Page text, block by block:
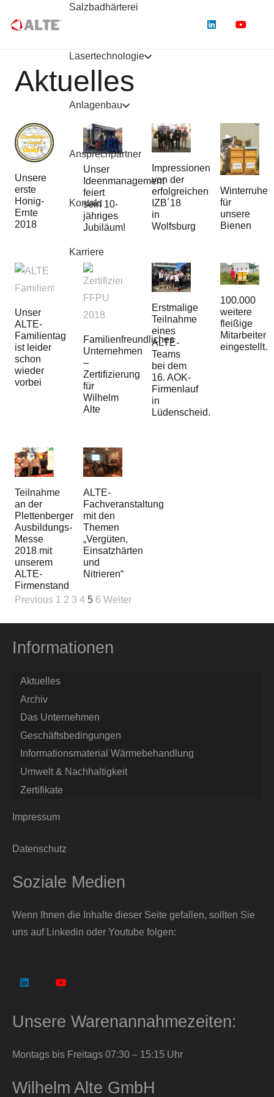
Salzbadhärterei
Lasertechnologie
Anlagenbau
Ansprechpartner
Kontakt
Karriere
Aktuelles
Unsere
erste
Honig-
Ernte
2018
Unser
Ideenmanagement
feiert
sein 10-
jähriges
Jubiläum!
Impressionen
von der
erfolgreichen
IZB´18
in
Wolfsburg
Winterruhe
für
unsere
Bienen
Unser
ALTE-
Familientag
ist leider
schon
wieder
vorbei
Familienfreundliches
Unternehmen
–
Zertifizierung
für
Wilhelm
Alte
Erstmalige
Teilnahme
eines
ALTE-
Teams
bei dem
16. AOK-
Firmenlauf
in
Lüdenscheid.
100.000
weitere
fleißige
Mitarbeiter
eingestellt.
Teilnahme
an der
Plettenberger
Ausbildungs-
Messe
2018 mit
unserem
ALTE-
Firmenstand
ALTE-
Fachveranstaltung
mit den
Themen
„Vergüten,
Einsatzhärten
und
Nitrieren“
Previous 1 2 3 4 5 6 Weiter
Informationen
Aktuelles
Archiv
Das Unternehmen
Geschäftsbedingungen
Informationsmaterial Wärmebehandlung
Umwelt & Nachhaltigkeit
Zertifikate
Impressum
Datenschutz
Soziale Medien
Wenn Ihnen die Inhalte dieser Seite gefallen, sollten Sie
uns auf Linkedin oder Youtube folgen:
Unsere Warenannahmezeiten:
Montags bis Freitags 07:30 – 15:15 Uhr
Wilhelm Alte GmbH